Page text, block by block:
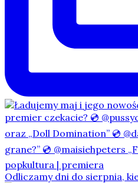
Odliczamy dni do sierpnia,